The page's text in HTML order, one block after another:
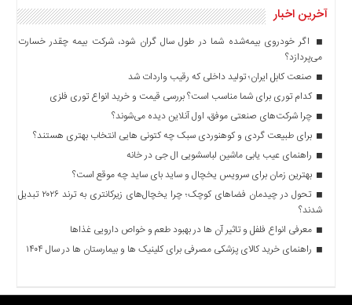
آخرین اخبار
اگر خودروی بیمه‌شده شما در طول سال گران شود، شرکت بیمه چقدر خسارت
می‌پردازد؟
صنعت کابل ایران؛ تولید داخلی که رقیب واردات شد
کدام توری برای شما مناسب است؟ بررسی قیمت و خرید انواع توری فلزی
چرا شرکت‌های صنعتی موفق، اول آنلاین دیده می‌شوند؟
برای طبیعت گردی و کوهنوردی سبک چه کتونی هایی انتخاب بهتری هستند؟
راهنمای عیب یابی ماشین لباسشویی ال جی در خانه
بهترین زمان برای سرویس یخچال و ساید بای ساید چه موقع است؟
تحول در چیدمان فضاهای کوچک؛ چرا یخچال‌های زیرکانتری به ترند ۲۰۲۶ تبدیل
شدند؟
معرفی انواع فلفل و تاثیر آن ‌ها در بهبود طعم و خواص دارویی غذاها
راهنمای خرید کالای پزشکی مصرفی برای کلینیک ها و بیمارستان ها در سال ۱۴۰۴